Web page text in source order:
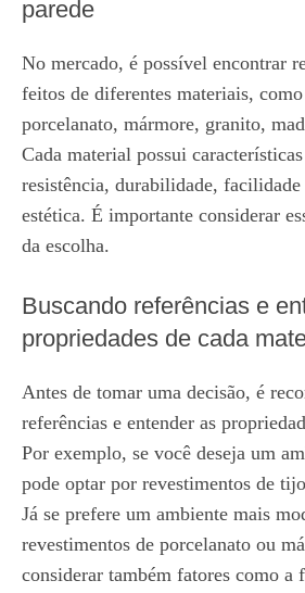
parede
No mercado, é possível encontrar
feitos de diferentes materiais,
porcelanato, mármore, granito,
Cada material possui
resistência, durabilidade,
estética. É importante considerar
da escolha.
Buscando referências e
propriedades de cada
Antes de tomar uma decisão, é
referências e entender as
Por exemplo, se você deseja um
pode optar por revestimentos de
Já se prefere um ambiente mais
revestimentos de porcelanato ou
considerar também fatores como a